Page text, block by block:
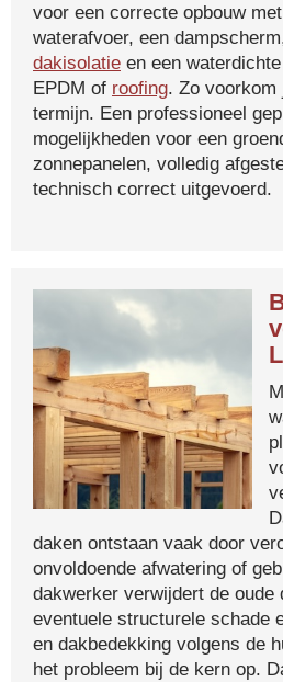
voor een correcte opbouw
waterafvoer, een
dakisolatie en een
EPDM of roofing. Zo voorkom
termijn. Een professioneel
mogelijkheden voor een
zonnepanelen, volledig
technisch correct uitgevoerd.
daken ontstaan vaak door
onvoldoende afwatering of
dakwerker verwijdert de oude
eventuele structurele schade
en dakbedekking volgens de
het probleem bij de kern op.